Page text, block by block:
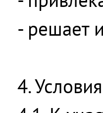
- решает
4.